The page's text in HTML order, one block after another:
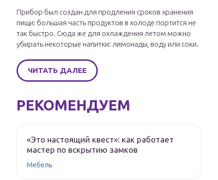
Прибор был создан для продления сроков хранения
пищи: большая часть продуктов в холоде портится не
так быстро. Сюда же для охлаждения летом можно
убирать некоторые напитки: лимонады, воду или соки.
ЧИТАТЬ ДАЛЕЕ
РЕКОМЕНДУЕМ
«Это настоящий квест»: как работает
мастер по вскрытию замков
Мебель